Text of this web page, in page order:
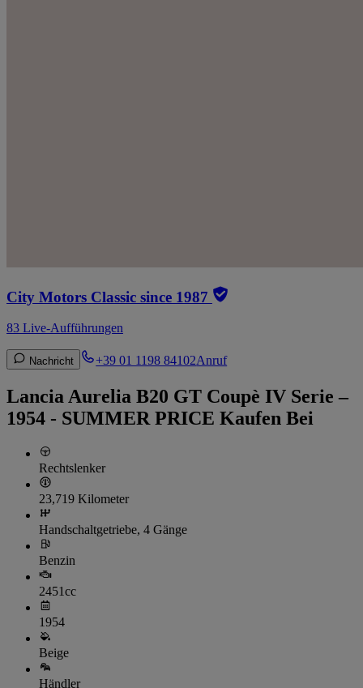
City Motors Classic since 1987
83 Live-Aufführungen
Nachricht +39 01 1198 84102Anruf
Lancia Aurelia B20 GT Coupè IV Serie –
1954 - SUMMER PRICE Kaufen Bei
Rechtslenker
23,719 Kilometer
Handschaltgetriebe, 4 Gänge
Benzin
2451cc
1954
Beige
Händler